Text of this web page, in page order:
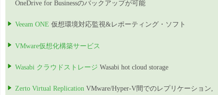
OneDrive for Businessのバックアップが可能
Veeam ONE 仮想環境対応監視&レポーティング・ソフト
VMware仮想化構築サービス
Wasabi クラウドストレージ Wasabi hot cloud storage
Zerto Virtual Replication VMware/Hyper-V間でのレプリケーション,